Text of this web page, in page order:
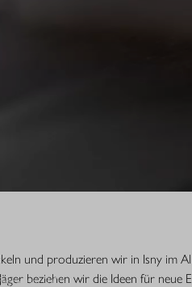
2.0 ist
und produzieren wir in Isny im
beziehen wir die Ideen für